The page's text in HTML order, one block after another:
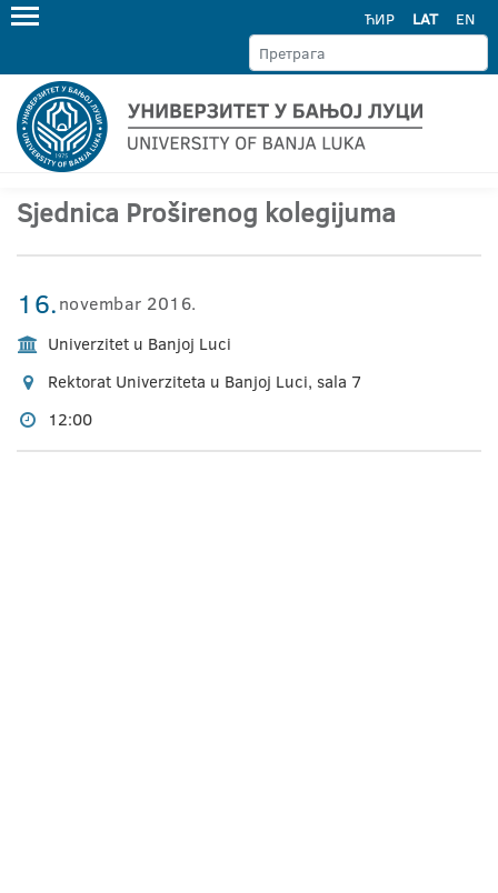
ЋИР LAT EN
Sjednica Proširenog kolegijuma
16.novembar 2016.
Univerzitet u Banjoj Luci
Rektorat Univerziteta u Banjoj Luci, sala 7
12:00